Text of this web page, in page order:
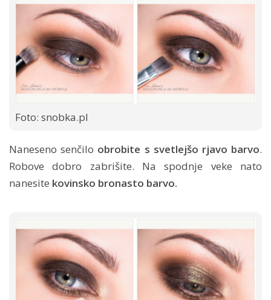
Foto: snobka.pl
Naneseno senčilo obrobite s svetlejšo rjavo barvo.
Robove dobro zabrišite. Na spodnje veke nato
nanesite kovinsko bronasto barvo.